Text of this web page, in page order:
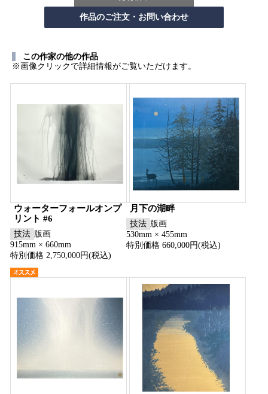
この作家の他の作品
※画像クリックで詳細情報がご覧いただけます。
ウォーターフォールオンプ
リント #6
技法 版画
915mm × 660mm
特別価格 2,750,000円(税込)
月下の湖畔
技法 版画
530mm × 455mm
特別価格 660,000円(税込)